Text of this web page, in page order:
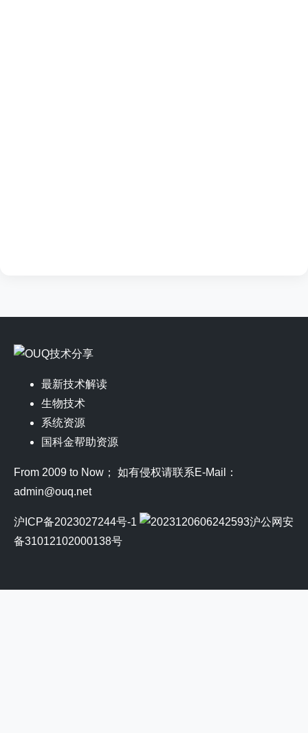
最新技术解读
生物技术
系统资源
国科金帮助资源
From 2009 to Now； 如有侵权请联系E-Mail：
admin@ouq.net
沪ICP备2023027244号-1
沪公网安
备31012102000138号